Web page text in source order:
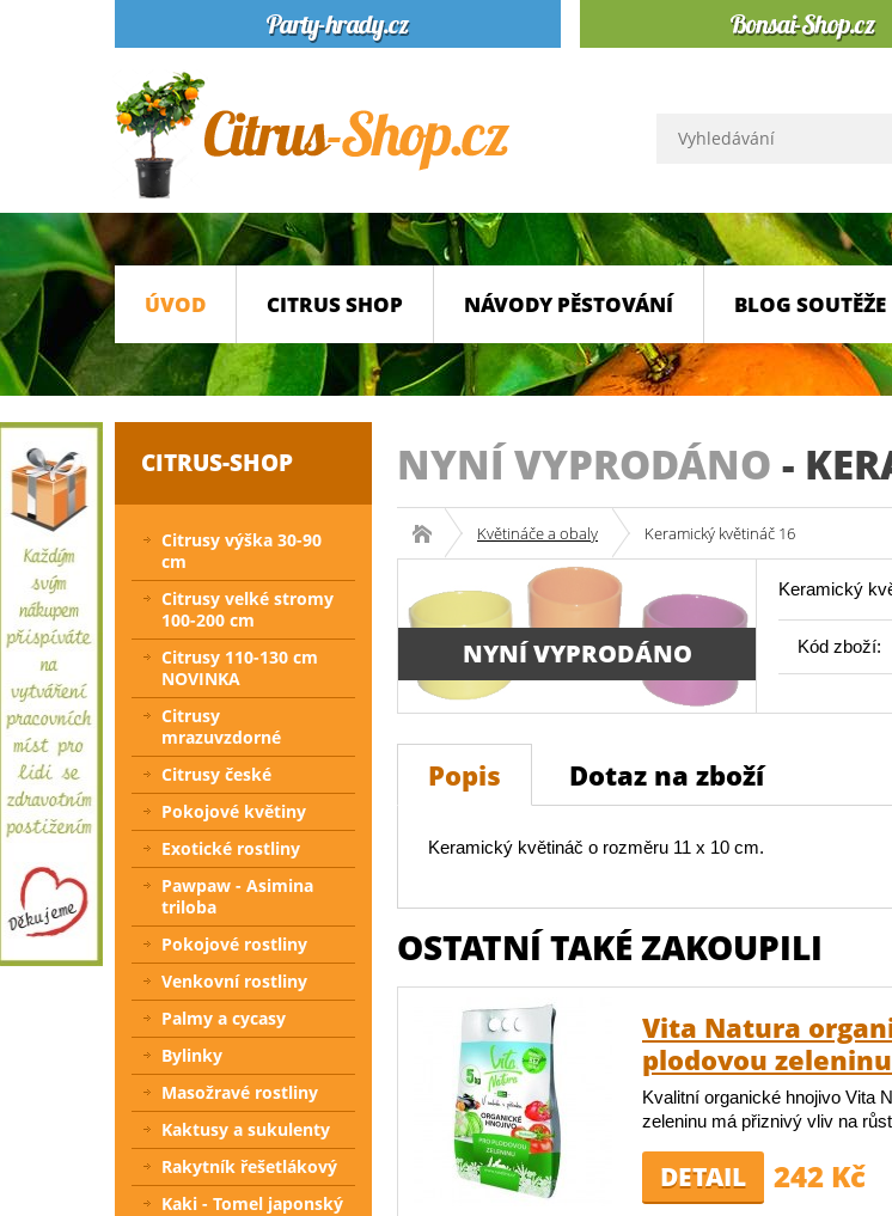
ÚVOD CITRUS SHOP NÁVODY PĚSTOVÁNÍ BLOG SOUTĚŽE
NYNÍ VYPRODÁNO -
Květináče a obaly Keramický květináč 16
NYNÍ VYPRODÁNO
Keramický
Kód zboží:
Popis Dotaz na zboží
Keramický květináč o rozměru 11 x 10 cm.
OSTATNÍ TAKÉ ZAKOUPILI
Vita Natura
plodovou
Kvalitní organické hnojivo Vita
zeleninu má přiznivý vliv na
DETAIL 242 Kč
CITRUS-SHOP
Citrusy výška 30-90
cm
Citrusy velké stromy
100-200 cm
Citrusy 110-130 cm
NOVINKA
Citrusy
mrazuvzdorné
Citrusy české
Pokojové květiny
Exotické rostliny
Pawpaw - Asimina
triloba
Pokojové rostliny
Venkovní rostliny
Palmy a cycasy
Bylinky
Masožravé rostliny
Kaktusy a sukulenty
Rakytník řešetlákový
Kaki - Tomel japonský